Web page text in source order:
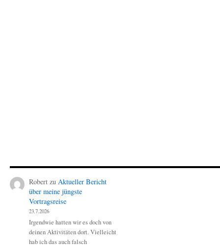
Robert zu Aktueller Bericht
über meine jüngste
Vortragsreise
23.7.2026
Irgendwie hatten wir es doch von
deinen Aktivitäten dort. Vielleicht
hab ich das auch falsch